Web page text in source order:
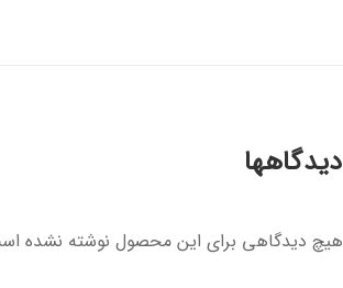
دیدگاهها
هیچ دیدگاهی برای این محصول نوشته نشده